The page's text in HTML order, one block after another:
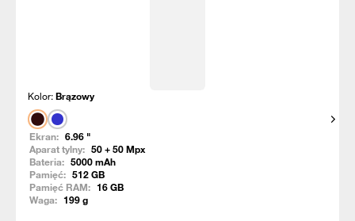
Kolor:Brązowy
Ekran: 6.96 "
Aparat tylny: 50 + 50Mpx
Bateria: 5000mAh
Pamięć: 512GB
Pamięć RAM: 16GB
Waga: 199g